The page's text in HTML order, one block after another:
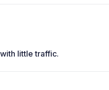
little traffic.